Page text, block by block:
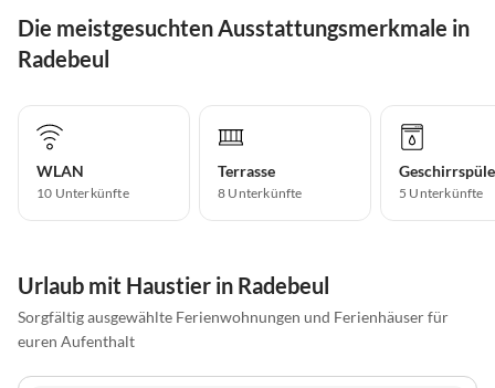
Die meistgesuchten Ausstattungsmerkmale in
Radebeul
WLAN
10 Unterkünfte
Terrasse
8 Unterkünfte 5 Unterkünfte
Urlaub mit Haustier in Radebeul
Sorgfältig ausgewählte Ferienwohnungen und Ferienhäuser für
euren Aufenthalt